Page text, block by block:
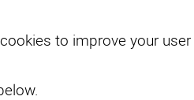
to improve your